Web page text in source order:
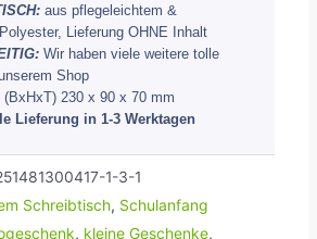
aus pflegeleichtem &
Lieferung OHNE Inhalt
Wir haben viele weitere tolle
Shop
(BxHxT) 230 x 90 x 70 mm
Lieferung in 1-3 Werktagen
1-3-1
Schreibtisch, Schulanfang
, kleine Geschenke,